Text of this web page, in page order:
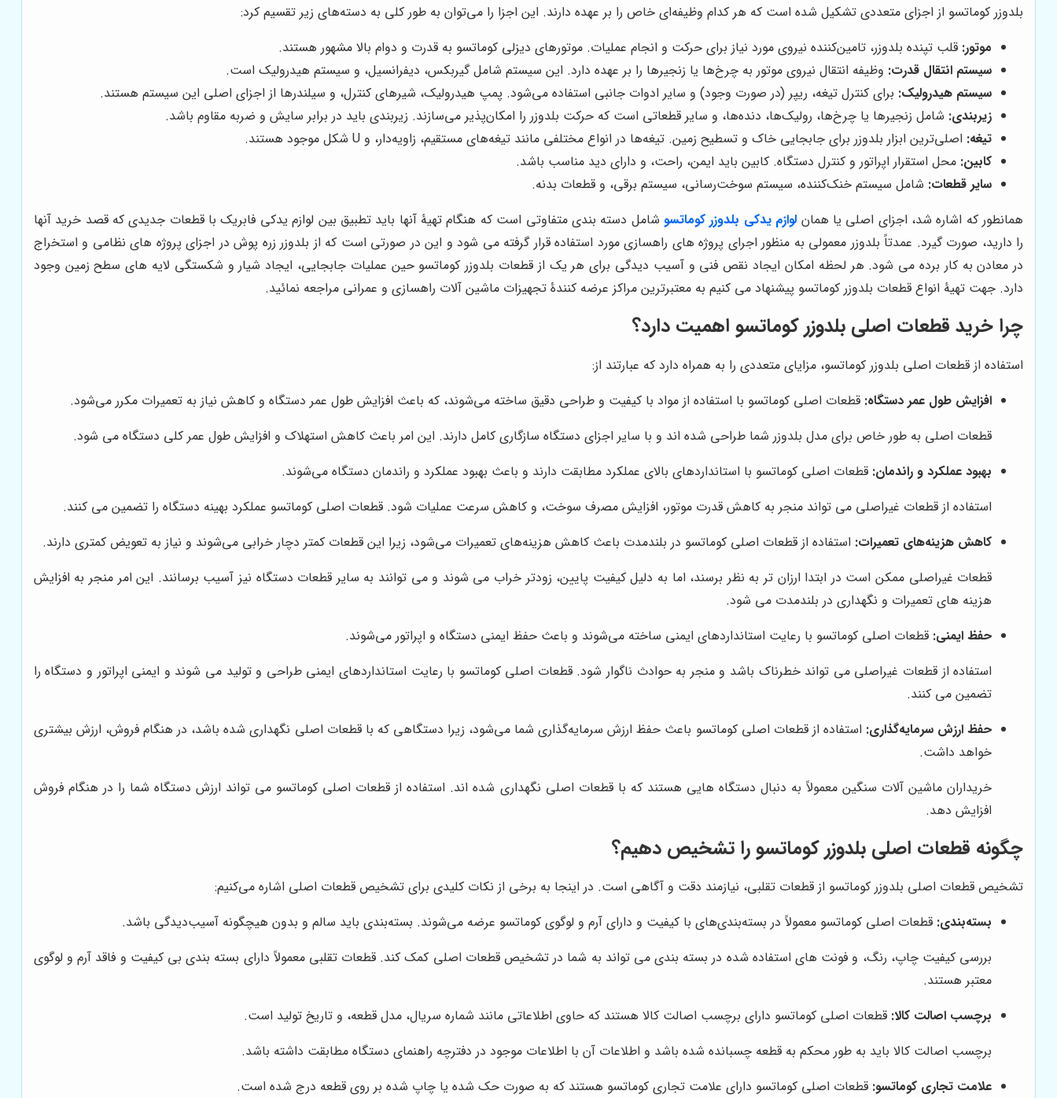
بلدوزر کوماتسو از اجزای متعددی تشکیل شده است که هر کدام وظیفه‌ای خاص را بر عهده دارند. این اجزا را می‌توان به طور کلی به دسته‌های زیر تقسیم کرد:
موتور: قلب تپنده بلدوزر، تامین‌کننده نیروی مورد نیاز برای حرکت و انجام عملیات. موتورهای دیزلی کوماتسو به قدرت و دوام بالا مشهور هستند.
سیستم انتقال قدرت: وظیفه انتقال نیروی موتور به چرخ‌ها یا زنجیرها را بر عهده دارد. این سیستم شامل گیربکس، دیفرانسیل، و سیستم هیدرولیک است.
سیستم هیدرولیک: برای کنترل تیغه، ریپر (در صورت وجود) و سایر ادوات جانبی استفاده می‌شود. پمپ هیدرولیک، شیرهای کنترل، و سیلندرها از اجزای اصلی این سیستم هستند.
زیربندی: شامل زنجیرها یا چرخ‌ها، رولیک‌ها، دنده‌ها، و سایر قطعاتی است که حرکت بلدوزر را امکان‌پذیر می‌سازند. زیربندی باید در برابر سایش و ضربه مقاوم باشد.
تیغه: اصلی‌ترین ابزار بلدوزر برای جابجایی خاک و تسطیح زمین. تیغه‌ها در انواع مختلفی مانند تیغه‌های مستقیم، زاویه‌دار، و U شکل موجود هستند.
کابین: محل استقرار اپراتور و کنترل دستگاه. کابین باید ایمن، راحت، و دارای دید مناسب باشد.
سایر قطعات: شامل سیستم خنک‌کننده، سیستم سوخت‌رسانی، سیستم برقی، و قطعات بدنه.
همانطور که اشاره شد، اجزای اصلی یا همان لوازم یدکی بلدوزر کوماتسو شامل دسته بندی متفاوتی است که هنگام تهیۀ آنها باید تطبیق بین لوازم یدکی فابریک با قطعات جدیدی که قصد خرید آنها
را دارید، صورت گیرد. عمدتاً بلدوزر معمولی به منظور اجرای پروژه های راهسازی مورد استفاده قرار گرفته می شود و این در صورتی است که از بلدوزر زره پوش در اجزای پروژه های نظامی و استخراج
در معادن به کار برده می شود. هر لحظه امکان ایجاد نقص فنی و آسیب دیدگی برای هر یک از قطعات بلدوزر کوماتسو حین عملیات جابجایی، ایجاد شیار و شکستگی لایه های سطح زمین وجود
دارد. جهت تهیۀ انواع قطعات بلدوزر کوماتسو پیشنهاد می کنیم به معتبرترین مراکز عرضه کنندۀ تجهیزات ماشین آلات راهسازی و عمرانی مراجعه نمائید.
چرا خرید قطعات اصلی بلدوزر کوماتسو اهمیت دارد؟
استفاده از قطعات اصلی بلدوزر کوماتسو، مزایای متعددی را به همراه دارد که عبارتند از:
افزایش طول عمر دستگاه: قطعات اصلی کوماتسو با استفاده از مواد با کیفیت و طراحی دقیق ساخته می‌شوند، که باعث افزایش طول عمر دستگاه و کاهش نیاز به تعمیرات مکرر می‌شود.
قطعات اصلی به طور خاص برای مدل بلدوزر شما طراحی شده اند و با سایر اجزای دستگاه سازگاری کامل دارند. این امر باعث کاهش استهلاک و افزایش طول عمر کلی دستگاه می شود.
بهبود عملکرد و راندمان: قطعات اصلی کوماتسو با استانداردهای بالای عملکرد مطابقت دارند و باعث بهبود عملکرد و راندمان دستگاه می‌شوند.
استفاده از قطعات غیراصلی می تواند منجر به کاهش قدرت موتور، افزایش مصرف سوخت، و کاهش سرعت عملیات شود. قطعات اصلی کوماتسو عملکرد بهینه دستگاه را تضمین می کنند.
کاهش هزینه‌های تعمیرات: استفاده از قطعات اصلی کوماتسو در بلندمدت باعث کاهش هزینه‌های تعمیرات می‌شود، زیرا این قطعات کمتر دچار خرابی می‌شوند و نیاز به تعویض کمتری دارند.
قطعات غیراصلی ممکن است در ابتدا ارزان تر به نظر برسند، اما به دلیل کیفیت پایین، زودتر خراب می شوند و می توانند به سایر قطعات دستگاه نیز آسیب برسانند. این امر منجر به افزایش
هزینه های تعمیرات و نگهداری در بلندمدت می شود.
حفظ ایمنی: قطعات اصلی کوماتسو با رعایت استانداردهای ایمنی ساخته می‌شوند و باعث حفظ ایمنی دستگاه و اپراتور می‌شوند.
استفاده از قطعات غیراصلی می تواند خطرناک باشد و منجر به حوادث ناگوار شود. قطعات اصلی کوماتسو با رعایت استانداردهای ایمنی طراحی و تولید می شوند و ایمنی اپراتور و دستگاه را
تضمین می کنند.
حفظ ارزش سرمایه‌گذاری: استفاده از قطعات اصلی کوماتسو باعث حفظ ارزش سرمایه‌گذاری شما می‌شود، زیرا دستگاهی که با قطعات اصلی نگهداری شده باشد، در هنگام فروش، ارزش بیشتری
خواهد داشت.
خریداران ماشین آلات سنگین معمولاً به دنبال دستگاه هایی هستند که با قطعات اصلی نگهداری شده اند. استفاده از قطعات اصلی کوماتسو می تواند ارزش دستگاه شما را در هنگام فروش
افزایش دهد.
چگونه قطعات اصلی بلدوزر کوماتسو را تشخیص دهیم؟
تشخیص قطعات اصلی بلدوزر کوماتسو از قطعات تقلبی، نیازمند دقت و آگاهی است. در اینجا به برخی از نکات کلیدی برای تشخیص قطعات اصلی اشاره می‌کنیم:
بسته‌بندی: قطعات اصلی کوماتسو معمولاً در بسته‌بندی‌های با کیفیت و دارای آرم و لوگوی کوماتسو عرضه می‌شوند. بسته‌بندی باید سالم و بدون هیچگونه آسیب‌دیدگی باشد.
بررسی کیفیت چاپ، رنگ، و فونت های استفاده شده در بسته بندی می تواند به شما در تشخیص قطعات اصلی کمک کند. قطعات تقلبی معمولاً دارای بسته بندی بی کیفیت و فاقد آرم و لوگوی
معتبر هستند.
برچسب اصالت کالا: قطعات اصلی کوماتسو دارای برچسب اصالت کالا هستند که حاوی اطلاعاتی مانند شماره سریال، مدل قطعه، و تاریخ تولید است.
برچسب اصالت کالا باید به طور محکم به قطعه چسبانده شده باشد و اطلاعات آن با اطلاعات موجود در دفترچه راهنمای دستگاه مطابقت داشته باشد.
علامت تجاری کوماتسو: قطعات اصلی کوماتسو دارای علامت تجاری کوماتسو هستند که به صورت حک شده یا چاپ شده بر روی قطعه درج شده است.